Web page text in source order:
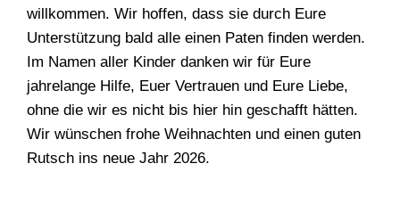
willkommen. Wir hoffen, dass sie durch Eure
Unterstützung bald alle einen Paten finden werden.
Im Namen aller Kinder danken wir für Eure
jahrelange Hilfe, Euer Vertrauen und Eure Liebe,
ohne die wir es nicht bis hier hin geschafft hätten.
Wir wünschen frohe Weihnachten und einen guten
Rutsch ins neue Jahr 2026.